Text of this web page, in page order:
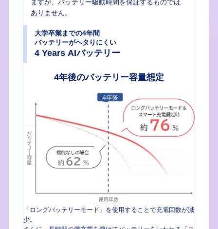
ますが、バッテリー駆動時間を保証するものでは
ありません。
大学卒業までの4年間
バッテリーがヘタりにくい
4 Years AIバッテリー
4年後のバッテリー容量想定
「ロングバッテリーモード」を使用することで充電回数が減
少。